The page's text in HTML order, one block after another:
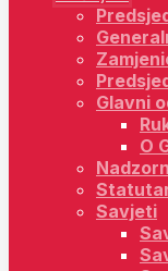
Glavni
O
Savjeti